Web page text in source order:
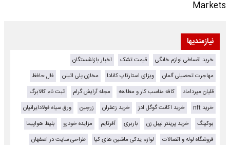
Markets
نیازمندیها
خرید اقساطی لوازم خانگی قیمت تشک
اخبار بازنشستگان
مهاجرت تحصیلی آلمان
ویزای استارتاپ کانادا مخازن پلی اتیلن
فال حافظ
قلیان میرداماد
کافه مناسب کار و مطالعه مجله آرایش گرام
ثبت نام کالابرگ
خرید nft
خرید اکانت گوگل ادز خرید زعفران زرچین
ورق سیاه فولادایرانیان
بوکینگ
خرید پرینتر لیبل زن باربری آفرتایم مزایده خودرو
بلیط هواپیما
فروشگاه لوله و اتصالات
لوازم یدکی ماشین های کیا
طراحی سایت در اصفهان